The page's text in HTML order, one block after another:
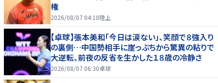
権
2026/08/07 04:10陸上
【卓球】張本美和「今日は涙ない」、笑顔で８強入り
の裏側…中国勢相手に崖っぷちから驚異の粘りで
大逆転、前夜の反省を生かした１８歳の冷静さ
2026/08/07 06:30卓球